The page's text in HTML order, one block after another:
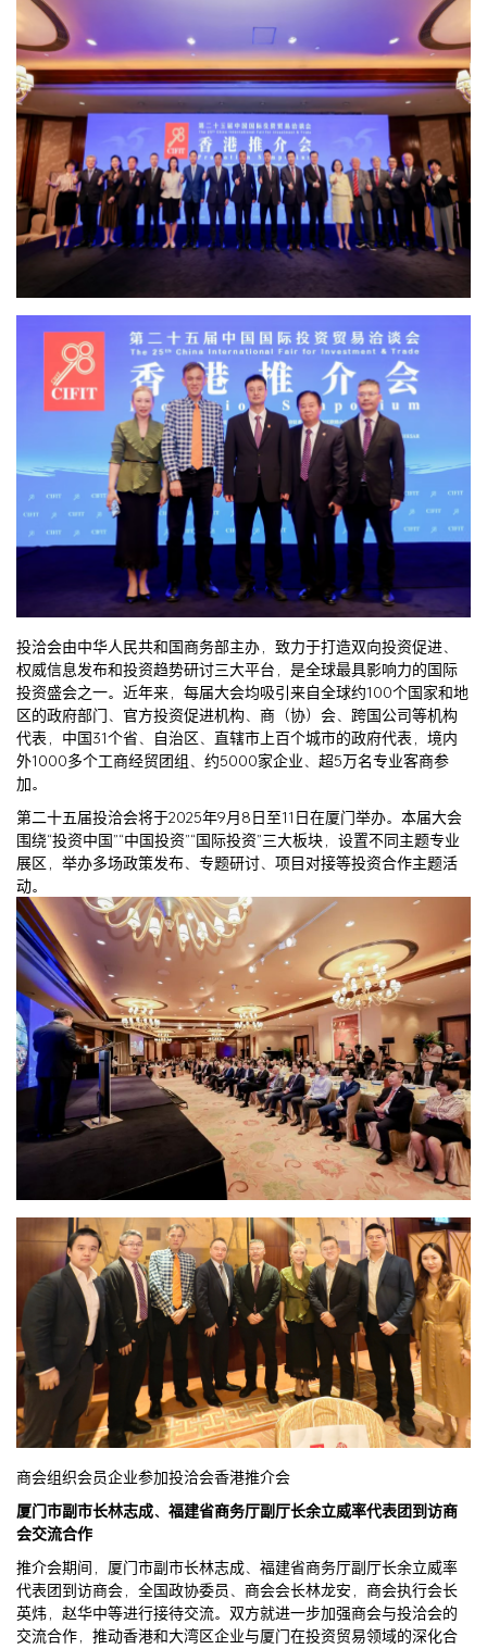
投洽会由中华人民共和国商务部主办，致力于打造双向投资促进、
权威信息发布和投资趋势研讨三大平台，是全球最具影响力的国际
投资盛会之一。近年来，每届大会均吸引来自全球约100个国家和地
区的政府部门、官方投资促进机构、商（协）会、跨国公司等机构
代表，中国31个省、自治区、直辖市上百个城市的政府代表，境内
外1000多个工商经贸团组、约5000家企业、超5万名专业客商参
加。
第二十五届投洽会将于2025年9月8日至11日在厦门举办。本届大会
围绕“投资中国”“中国投资”“国际投资”三大板块，设置不同主题专业
展区，举办多场政策发布、专题研讨、项目对接等投资合作主题活
动。
商会组织会员企业参加投洽会香港推介会
厦门市副市长林志成、福建省商务厅副厅长余立威率代表团到访商
会交流合作
推介会期间，厦门市副市长林志成、福建省商务厅副厅长余立威率
代表团到访商会，全国政协委员、商会会长林龙安，商会执行会长
英炜，赵华中等进行接待交流。双方就进一步加强商会与投洽会的
交流合作，推动香港和大湾区企业与厦门在投资贸易领域的深化合